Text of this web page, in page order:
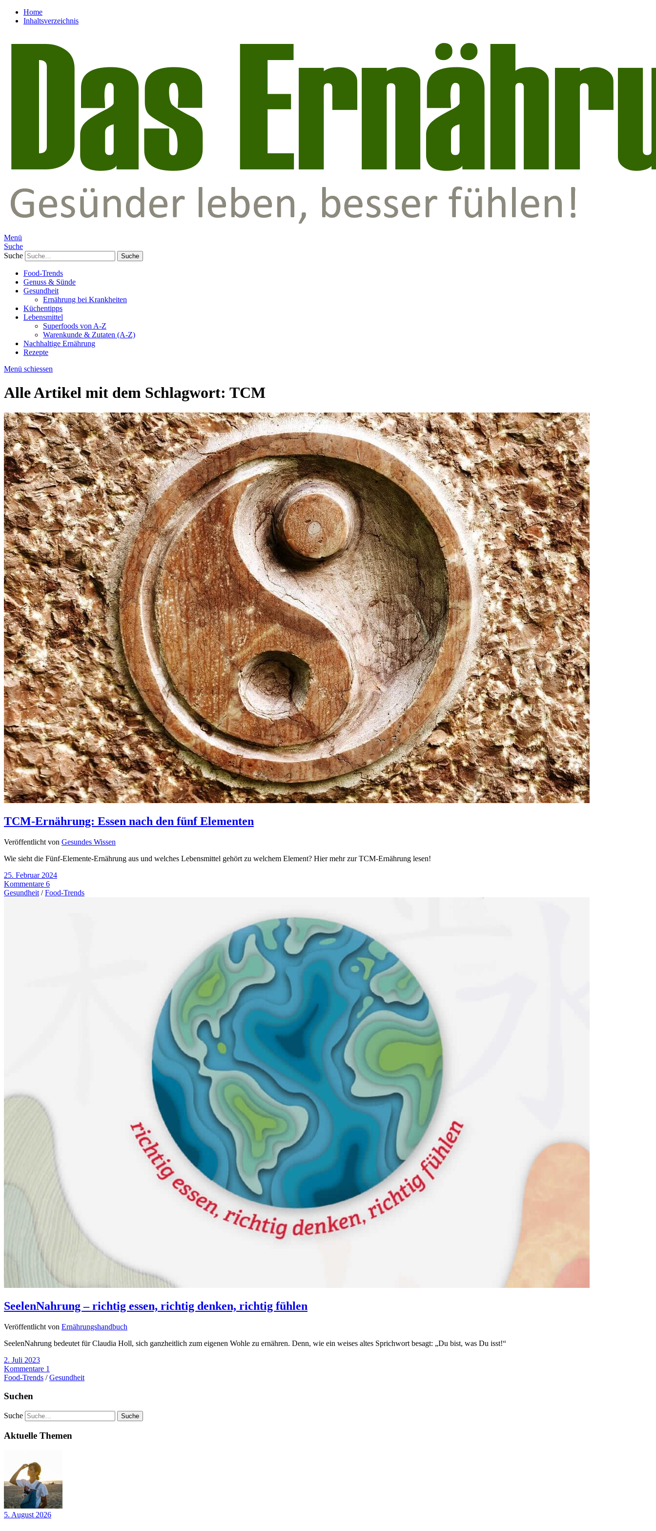
Home
Inhaltsverzeichnis
Menü
Suche
Suche
Food-Trends
Genuss & Sünde
Gesundheit
Ernährung bei Krankheiten
Küchentipps
Lebensmittel
Superfoods von A-Z
Warenkunde & Zutaten (A-Z)
Nachhaltige Ernährung
Rezepte
Menü schiessen
Alle Artikel mit dem Schlagwort: TCM
TCM-Ernährung: Essen nach den fünf Elementen
Veröffentlicht von Gesundes Wissen
Wie sieht die Fünf-Elemente-Ernährung aus und welches Lebensmittel gehört zu welchem Element? Hier mehr zur TCM-Ernährung lesen!
25. Februar 2024
Kommentare 6
Gesundheit /Food-Trends
SeelenNahrung – richtig essen, richtig denken, richtig fühlen
Veröffentlicht von Ernährungshandbuch
SeelenNahrung bedeutet für Claudia Holl, sich ganzheitlich zum eigenen Wohle zu ernähren. Denn, wie ein weises altes Sprichwort besagt: „Du bist, was Du isst!“
2. Juli 2023
Kommentare 1
Food-Trends /Gesundheit
Suchen
Suche
Aktuelle Themen
5. August 2026